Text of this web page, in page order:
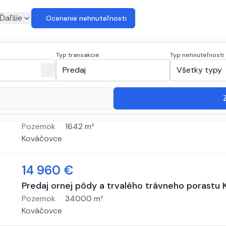
Ďaľšie Ocenenie nehnuteľnosti
Typ transakcie
Predaj
Typ nehnuteľnosti
Všetky typy
34 999 €
HALO reality - Predaj, pozemok pre rodinný
HALO REALITY
Pozemok · 1642 m²
Kováčovce
14 960 €
Predaj ornej pôdy a trvalého trávneho porastu
Pozemok · 34000 m²
Kováčovce